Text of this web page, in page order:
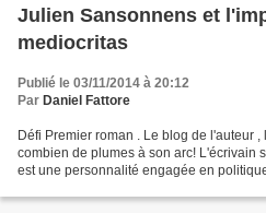
Julien Sansonnens et
mediocritas
Publié le 03/11/2014 à 20:12
Par Daniel Fattore
Défi Premier roman . Le blog de l'auteur
combien de plumes à son arc! L'écrivain
est une personnalité engagée en